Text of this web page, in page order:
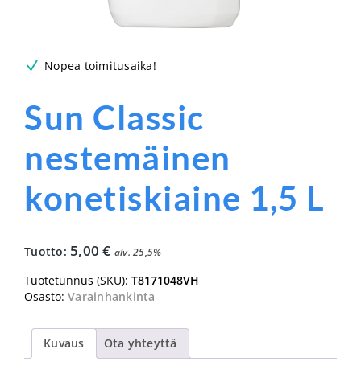
Nopea toimitusaika!
Sun Classic
nestemäinen
konetiskiaine 1,5 L
Tuotto: 5,00€ alv. 25,5%
Tuotetunnus (SKU): T8171048VH
Osasto: Varainhankinta
Kuvaus Ota yhteyttä